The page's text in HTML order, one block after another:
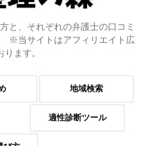
と、それぞれの弁護士の口コミ
サイトはアフィリエイト広
ます。
地域検索
適性診断ツール